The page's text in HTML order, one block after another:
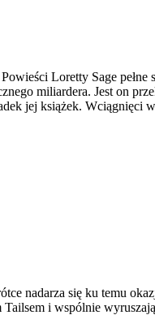
Loretty Sage
miliardera. Jest on
jej książek. Wciągnięci
nadarza się ku temu
i wspólnie